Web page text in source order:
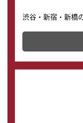
渋谷・新宿・新橋
その場で現金買取
店舗を併設してお
の購入もできます